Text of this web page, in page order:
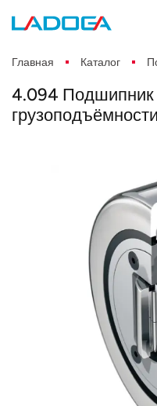
Главная Каталог
4.094 Подшипник